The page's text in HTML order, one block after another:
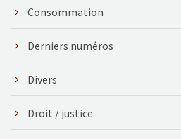
Consommation
Derniers numéros
Divers
Droit / justice